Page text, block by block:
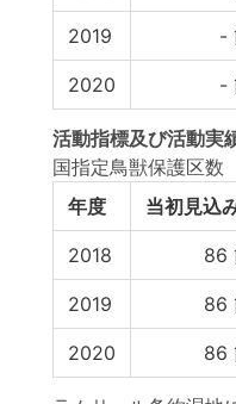
2019 -
2020 -
活動指標及び活動実
国指定鳥獣保護区数
年度
当初見込
2018 86
2019 86
2020 86